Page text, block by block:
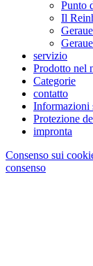
Punto
Il
servizio
Prodotto nel
Categorie
contatto
Informazioni
Protezione
impronta
Consenso sui
consenso